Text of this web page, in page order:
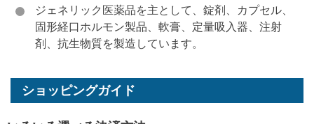
ジェネリック医薬品を主として、錠剤、カプセル、
固形経口ホルモン製品、軟膏、定量吸入器、注射
剤、抗生物質を製造しています。
ショッピングガイド